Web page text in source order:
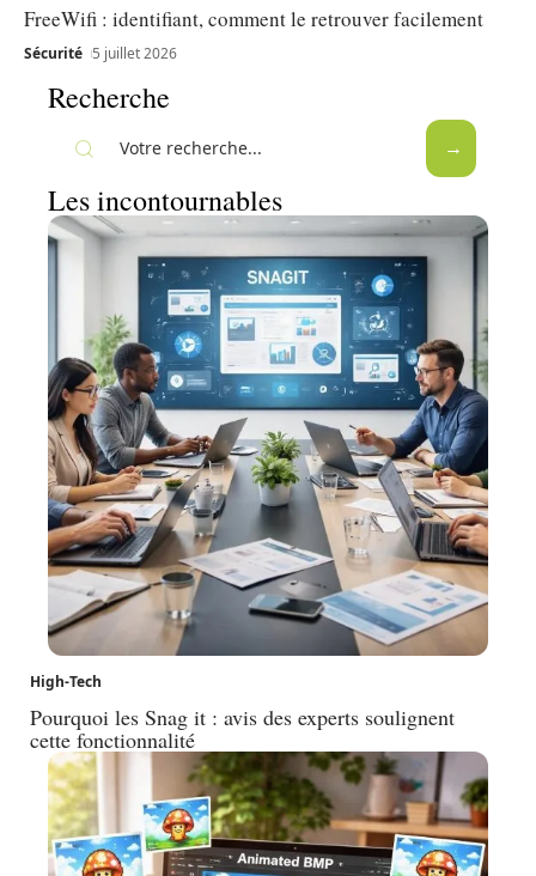
FreeWifi : identifiant, comment le retrouver facilement
Sécurité 5 juillet 2026
Recherche
Les incontournables
High-Tech
Pourquoi les Snag it : avis des experts soulignent
cette fonctionnalité